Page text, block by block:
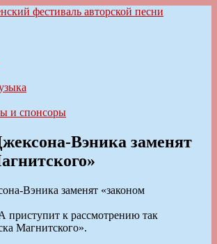
авторской песни
и спонсоры
Вэника заменят
к рассмотрению так
Магнитского».